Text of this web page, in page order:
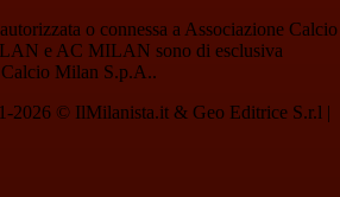
o connessa a Associazione Calcio
e AC MILAN sono di esclusiva
Milan S.p.A..
2026 © IlMilanista.it & Geo Editrice S.r.l |